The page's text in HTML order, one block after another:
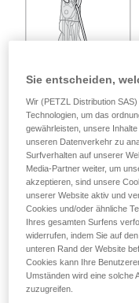
Sie entscheiden,
Wir (PETZL Distribution
Technologien, um das
gewährleisten, unsere
unseren Datenverkehr zu
Surfverhalten auf unserer
Media-Partner weiter, um
akzeptieren, sind unsere
unserer Website aktiv und
Cookies und/oder ähnliche
Ihres gesamten Surfens
widerrufen, indem Sie auf
unteren Rand der Website
Cookies kann Ihre
Umständen wird eine solche
zuzugreifen.